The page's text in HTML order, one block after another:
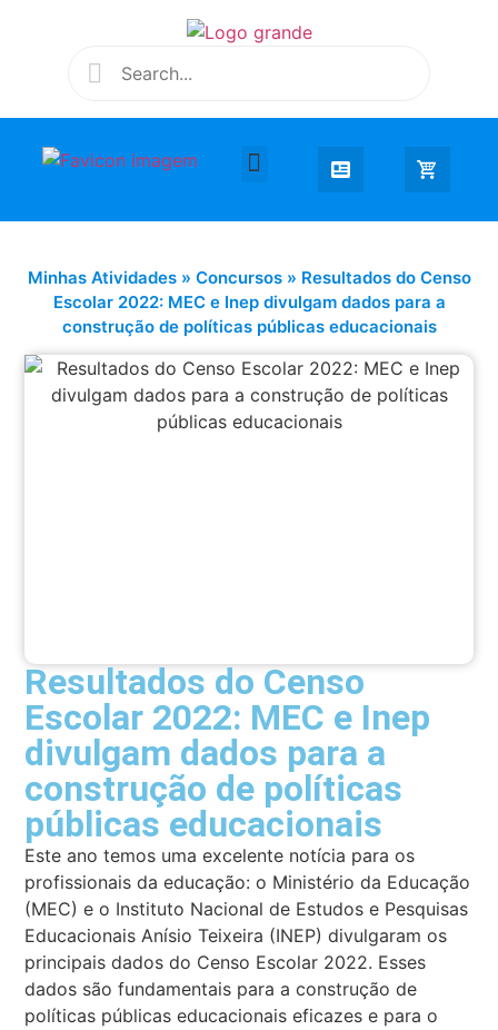
Minhas Atividades» Concursos» Resultados do Censo
Escolar 2022: MEC e Inep divulgam dados para a
construção de políticas públicas educacionais
Resultados do Censo
Escolar 2022: MEC e Inep
divulgam dados para a
construção de políticas
públicas educacionais
Este ano temos uma excelente notícia para os
profissionais da educação: o Ministério da Educação
(MEC) e o Instituto Nacional de Estudos e Pesquisas
Educacionais Anísio Teixeira (INEP) divulgaram os
principais dados do Censo Escolar 2022. Esses
dados são fundamentais para a construção de
políticas públicas educacionais eficazes e para o